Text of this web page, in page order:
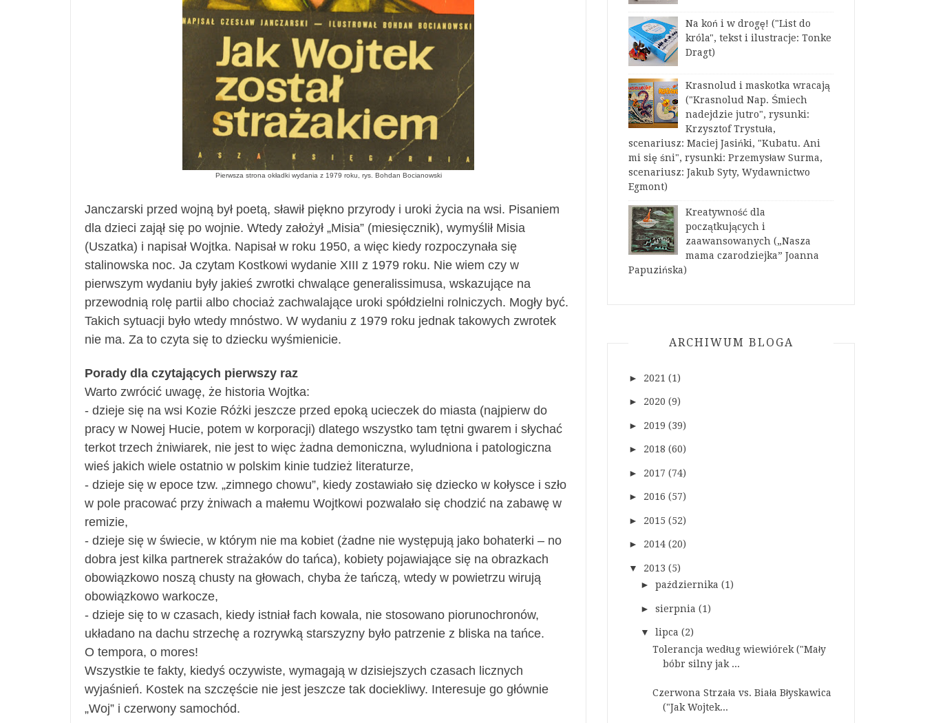
Pierwsza strona okładki wydania z 1979 roku, rys. Bohdan Bocianowski
Janczarski przed wojną był poetą, sławił piękno przyrody i uroki życia na wsi. Pisaniem
dla dzieci zajął się po wojnie. Wtedy założył „Misia” (miesięcznik), wymyślił Misia
(Uszatka) i napisał Wojtka. Napisał w roku 1950, a więc kiedy rozpoczynała się
stalinowska noc. Ja czytam Kostkowi wydanie XIII z 1979 roku. Nie wiem czy w
pierwszym wydaniu były jakieś zwrotki chwalące generalissimusa, wskazujące na
przewodnią rolę partii albo chociaż zachwalające uroki spółdzielni rolniczych. Mogły być.
Takich sytuacji było wtedy mnóstwo. W wydaniu z 1979 roku jednak takowych zwrotek
nie ma. Za to czyta się to dziecku wyśmienicie.
Porady dla czytających pierwszy raz
Warto zwrócić uwagę, że historia Wojtka:
- dzieje się na wsi Kozie Różki jeszcze przed epoką ucieczek do miasta (najpierw do
pracy w Nowej Hucie, potem w korporacji) dlatego wszystko tam tętni gwarem i słychać
terkot trzech żniwiarek, nie jest to więc żadna demoniczna, wyludniona i patologiczna
wieś jakich wiele ostatnio w polskim kinie tudzież literaturze,
- dzieje się w epoce tzw. „zimnego chowu”, kiedy zostawiało się dziecko w kołysce i szło
w pole pracować przy żniwach a małemu Wojtkowi pozwalało się chodzić na zabawę w
remizie,
- dzieje się w świecie, w którym nie ma kobiet (żadne nie występują jako bohaterki – no
dobra jest kilka partnerek strażaków do tańca), kobiety pojawiające się na obrazkach
obowiązkowo noszą chusty na głowach, chyba że tańczą, wtedy w powietrzu wirują
obowiązkowo warkocze,
- dzieje się to w czasach, kiedy istniał fach kowala, nie stosowano piorunochronów,
układano na dachu strzechę a rozrywką starszyzny było patrzenie z bliska na tańce.
O tempora, o mores!
Wszystkie te fakty, kiedyś oczywiste, wymagają w dzisiejszych czasach licznych
wyjaśnień. Kostek na szczęście nie jest jeszcze tak dociekliwy. Interesuje go głównie
„Woj” i czerwony samochód.
Na koń i w drogę! ("List do
króla", tekst i ilustracje: Tonke
Dragt)
Krasnolud i maskotka wracają
("Krasnolud Nap. Śmiech
nadejdzie jutro", rysunki:
Krzysztof Trystuła,
scenariusz: Maciej Jasińki, "Kubatu. Ani
mi się śni", rysunki: Przemysław Surma,
scenariusz: Jakub Syty, Wydawnictwo
Egmont)
Kreatywność dla
początkujących i
zaawansowanych („Nasza
mama czarodziejka” Joanna
Papuzińska)
ARCHIWUM BLOGA
► 2021 (1)
► 2020 (9)
► 2019 (39)
► 2018 (60)
► 2017 (74)
► 2016 (57)
► 2015 (52)
► 2014 (20)
▼ 2013 (5)
► października (1)
► sierpnia (1)
▼ lipca (2)
Tolerancja według wiewiórek ("Mały
bóbr silny jak ...
Czerwona Strzała vs. Biała Błyskawica
("Jak Wojtek...